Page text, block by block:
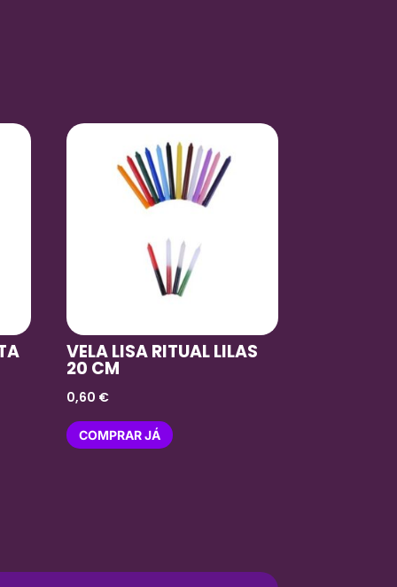
VELA LISA RITUAL LILAS
20 CM
0,60 €
COMPRAR JÁ